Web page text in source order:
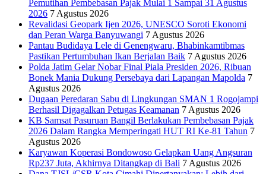
Pemutihan Pembebasan Pajak Mulai 1 Sampai 31 Agustus
2026 7 Agustus 2026
Revalidasi Geopark Ijen 2026, UNESCO Soroti Ekonomi
dan Peran Warga Banyuwangi 7 Agustus 2026
Pantau Budidaya Lele di Genengwaru, Bhabinkamtibmas
Pastikan Pertumbuhan Ikan Berjalan Baik 7 Agustus 2026
Polda Jatim Gelar Nobar Final Piala Presiden 2026, Ribuan
Bonek Mania Dukung Persebaya dari Lapangan Mapolda 7
Agustus 2026
Dugaan Peredaran Sabu di Lingkungan SMAN 1 Rogojampi
Berhasil Digagalkan Petugas Keamanan 7 Agustus 2026
KB Samsat Pasuruan Bangil Berlakukan Pembebasan Pajak
2026 Dalam Rangka Memperingati HUT RI Ke-81 Tahun 7
Agustus 2026
Karyawan Koperasi Bondowoso Gelapkan Uang Angsuran
Rp237 Juta, Akhirnya Ditangkap di Bali 7 Agustus 2026